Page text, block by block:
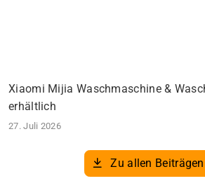
Xiaomi Mijia Waschmaschine &
erhältlich
27. Juli 2026
Zu allen Beiträgen